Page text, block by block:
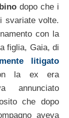
dopo che i
svariate volte.
con la
figlia, Gaia, di
litigato
la ex era
annunciato
che dopo
aveva